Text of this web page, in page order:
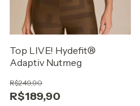
Top LIVE! Hydefit®
Adaptiv Nutmeg
R$189,90
R$249,90